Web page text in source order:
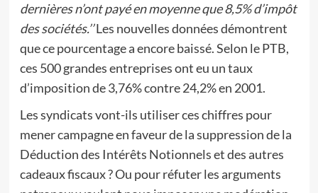
dernières n’ont payé en moyenne que 8,5% d’impôt
des sociétés.’’Les nouvelles données démontrent
que ce pourcentage a encore baissé. Selon le PTB,
ces 500 grandes entreprises ont eu un taux
d’imposition de 3,76% contre 24,2% en 2001.
Les syndicats vont-ils utiliser ces chiffres pour
mener campagne en faveur de la suppression de la
Déduction des Intérêts Notionnels et des autres
cadeaux fiscaux ? Ou pour réfuter les arguments